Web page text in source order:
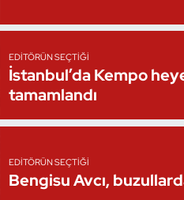
EDITÖRÜN SEÇTIĞI
İstanbul’da Kempo
tamamlandı
EDITÖRÜN SEÇTIĞI
Bengisu Avcı,